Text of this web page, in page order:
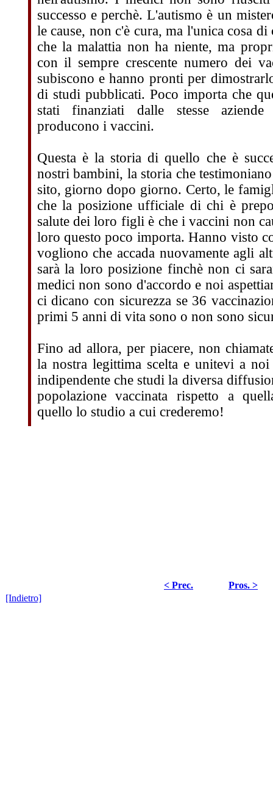
successo e perchè. L'autismo è un
le cause, non c'è cura, ma l'unica cosa
che la malattia non ha niente, ma
con il sempre crescente numero dei
subiscono e hanno pronti per
di studi pubblicati. Poco importa che
stati finanziati dalle stesse aziende
producono i vaccini.
Questa è la storia di quello che è
nostri bambini, la storia che
sito, giorno dopo giorno. Certo, le
che la posizione ufficiale di chi è
salute dei loro figli è che i vaccini non
loro questo poco importa. Hanno visto
vogliono che accada nuovamente agli
sarà la loro posizione finchè non ci
medici non sono d'accordo e noi
ci dicano con sicurezza se 36
primi 5 anni di vita sono o non sono
Fino ad allora, per piacere, non
la nostra legittima scelta e unitevi a noi
indipendente che studi la diversa
popolazione vaccinata rispetto a
quello lo studio a cui crederemo!
< Prec.
Pros. >
[Indietro]